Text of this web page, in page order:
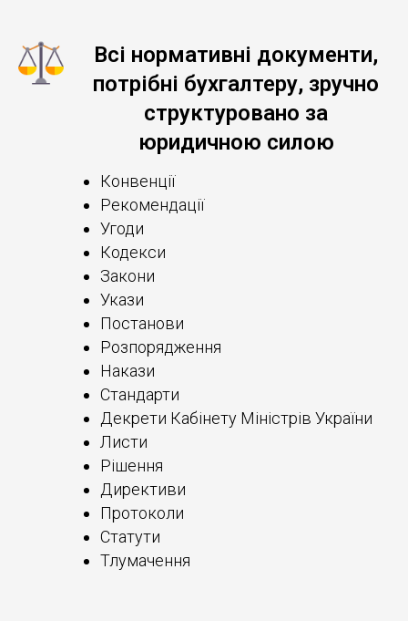
Всі нормативні документи,
потрібні бухгалтеру, зручно
структуровано за
юридичною силою
Конвенції
Рекомендації
Угоди
Кодекси
Закони
Укази
Постанови
Розпорядження
Накази
Стандарти
Декрети Кабінету Міністрів України
Листи
Рішення
Директиви
Протоколи
Статути
Тлумачення